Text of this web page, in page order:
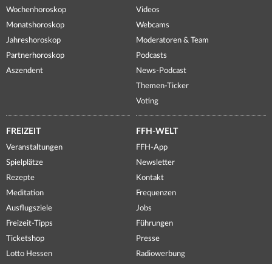
Wochenhoroskop
Monatshoroskop
Jahreshoroskop
Partnerhoroskop
Aszendent
Videos
Webcams
Moderatoren & Team
Podcasts
News-Podcast
Themen-Ticker
Voting
FREIZEIT
Veranstaltungen
Spielplätze
Rezepte
Meditation
Ausflugsziele
Freizeit-Tipps
Ticketshop
Lotto Hessen
FFH-WELT
FFH-App
Newsletter
Kontakt
Frequenzen
Jobs
Führungen
Presse
Radiowerbung